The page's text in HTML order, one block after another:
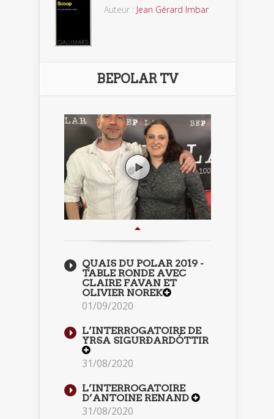
Auteur : Jean Gérard Imbar
BEPOLAR TV
QUAIS DU POLAR 2019 -
TABLE RONDE AVEC
CLAIRE FAVAN ET
OLIVIER NOREK
01/09/2020
L’INTERROGATOIRE DE
YRSA SIGURÐARDÓTTIR
31/08/2020
L’INTERROGATOIRE
D’ANTOINE RENAND
31/08/2020